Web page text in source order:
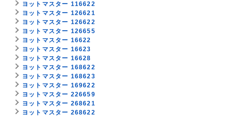
ヨットマスター 116622
ヨットマスター 126621
ヨットマスター 126622
ヨットマスター 126655
ヨットマスター 16622
ヨットマスター 16623
ヨットマスター 16628
ヨットマスター 168622
ヨットマスター 168623
ヨットマスター 169622
ヨットマスター 226659
ヨットマスター 268621
ヨットマスター 268622